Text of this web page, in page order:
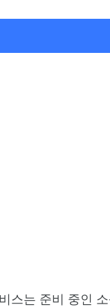
스는 준비 중인